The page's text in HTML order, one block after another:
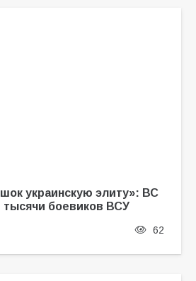
украинскую элиту»: ВС
боевиков ВСУ
62